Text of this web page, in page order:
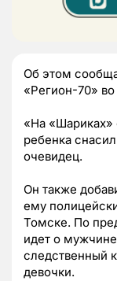
Об этом
«Регион-70»
«На «Шариках»
ребенка
очевидец.
Он также
ему
Томске. По
идет о
следственный
девочки.